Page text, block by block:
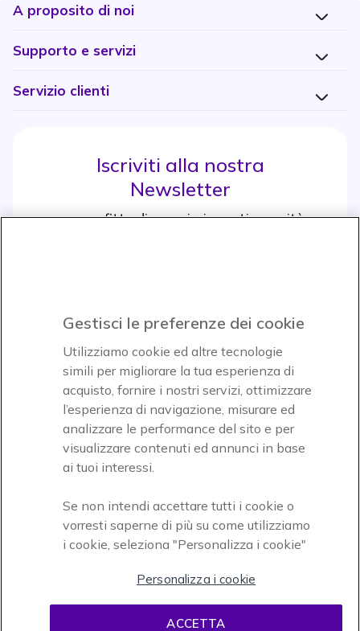
A proposito di noi
Supporto e servizi
Servizio clienti
Iscriviti alla nostra
Newsletter
e approfitta di maggiori sconti e novità
Icon
Icon
Paga facilmente ed in assoluta sicurezza
Accettiamo
Gestisci le preferenze dei cookie
Utilizziamo cookie ed altre tecnologie
simili per migliorare la tua esperienza di
acquisto, fornire i nostri servizi, ottimizzare
l’esperienza di navigazione, misurare ed
analizzare le performance del sito e per
visualizzare contenuti ed annunci in base
ai tuoi interessi.
Se non intendi accettare tutti i cookie o
vorresti saperne di più su come utilizziamo
i cookie, seleziona "Personalizza i cookie"
Personalizza i cookie
ACCETTA